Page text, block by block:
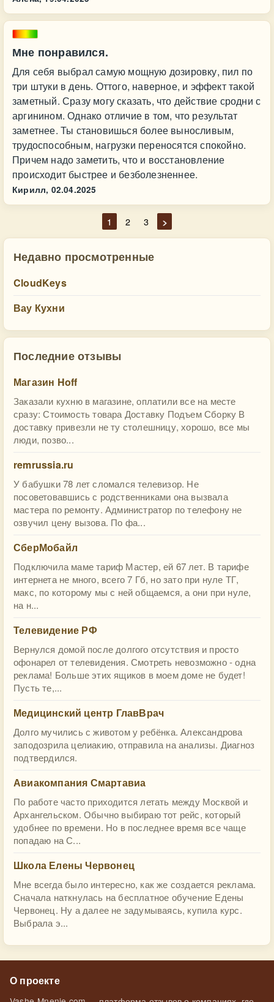
Мне понравился.
Для себя выбрал самую мощную дозировку, пил по
три штуки в день. Оттого, наверное, и эффект такой
заметный. Сразу могу сказать, что действие сродни с
аргинином. Однако отличие в том, что результат
заметнее. Ты становишься более выносливым,
трудоспособным, нагрузки переносятся спокойно.
Причем надо заметить, что и восстановление
происходит быстрее и безболезненнее.
Кирилл, 02.04.2025
1 2 3 >
Недавно просмотренные
CloudKeys
Вау Кухни
Последние отзывы
Магазин Hoff
Заказали кухню в магазине, оплатили все на месте
сразу: Стоимость товара Доставку Подъем Сборку В
доставку привезли не ту столешницу, хорошо, все мы
люди, позво...
remrussia.ru
У бабушки 78 лет сломался телевизор. Не
посоветовавшись с родственниками она вызвала
мастера по ремонту. Администратор по телефону не
озвучил цену вызова. По фа...
СберМобайл
Подключила маме тариф Мастер, ей 67 лет. В тарифе
интернета не много, всего 7 Гб, но зато при нуле ТГ,
макс, по которому мы с ней общаемся, а они при нуле,
на н...
Телевидение РФ
Вернулся домой после долгого отсутствия и просто
офонарел от телевидения. Смотреть невозможно - одна
реклама! Больше этих ящиков в моем доме не будет!
Пусть те,...
Медицинский центр ГлавВрач
Долго мучились с животом у ребёнка. Александрова
заподозрила целиакию, отправила на анализы. Диагноз
подтвердился.
Авиакомпания Смартавиа
По работе часто приходится летать между Москвой и
Архангельском. Обычно выбираю тот рейс, который
удобнее по времени. Но в последнее время все чаще
попадаю на С...
Школа Елены Червонец
Мне всегда было интересно, как же создается реклама.
Сначала наткнулась на бесплатное обучение Едены
Червонец. Ну а далее не задумываясь, купила курс.
Выбрала э...
О проекте